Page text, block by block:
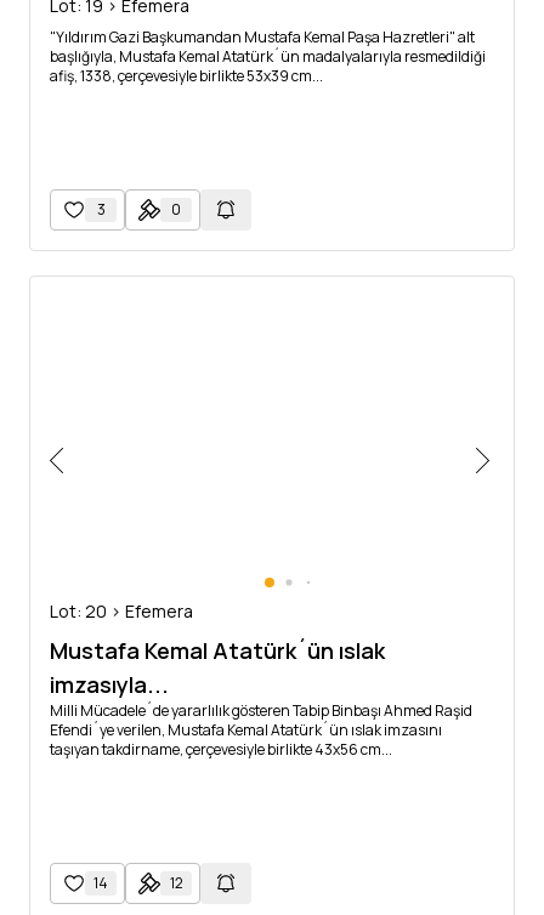
Lot: 19 > Efemera
"Yıldırım Gazi Başkumandan Mustafa Kemal Paşa Hazretleri" alt
başlığıyla, Mustafa Kemal Atatürk´ün madalyalarıyla resmedildiği
afiş, 1338, çerçevesiyle birlikte 53x39 cm...
3 0
Lot: 20 > Efemera
Mustafa Kemal Atatürk´ün ıslak
imzasıyla...
Milli Mücadele´de yararlılık gösteren Tabip Binbaşı Ahmed Raşid
Efendi´ye verilen, Mustafa Kemal Atatürk´ün ıslak imzasını
taşıyan takdirname, çerçevesiyle birlikte 43x56 cm...
14 12